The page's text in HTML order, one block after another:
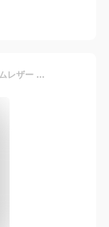
レザーコート レディース ロングコート 本革 ラムレザー ベルト付き アウター ブラック M/L/2L/3L/4L 【佐】 e211